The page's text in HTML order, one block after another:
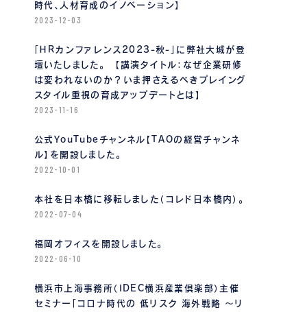
時代、人材育成のイノベーション】
2023-12-03
「ＨＲカンファレンス2023-秋-」に弊社大城が登
壇いたしました。 【講演タイトル：なぜ企業研修
は変われないのか？いま押さえるべきプレイング
スタイル重視の育成アップデートとは】
2023-11-16
公式YouTubeチャンネル【TAOの経営チャンネ
ル】を開設しました。
2022-10-01
本社を日本橋に移転しました（コレド日本橋内）。
2022-07-04
福岡オフィスを開設しました。
2022-06-10
横浜市上海事務所（IDEC横浜産業倶楽部）主催
セミナー「コロナ時代の 低リスク 海外戦略 〜リ